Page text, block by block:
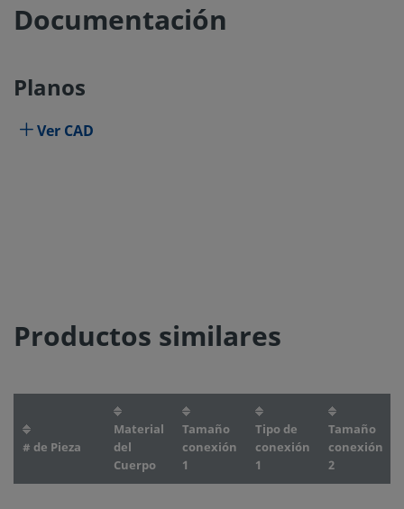
Documentación
Planos
Ver CAD
Productos similares
# de Pieza
Material
del
Cuerpo
Tamaño
conexión
1
Tipo de
conexión
1
Tamaño
conexión
2